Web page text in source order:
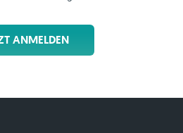
ANMELDEN